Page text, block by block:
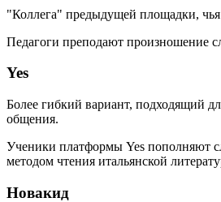
"Коллега" предыдущей площадки, чья
Педагоги преподают произношение
Yes
Более гибкий вариант, подходящий
общения.
Ученики платформы Yes пополняют
методом чтения итальянской
Новакид